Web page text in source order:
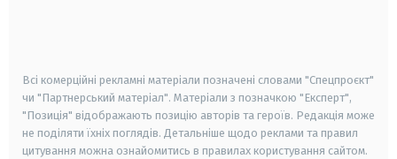
Всі комерційні рекламні матеріали позначені словами "Спецпроєкт"
чи "Партнерський матеріал". Матеріали з позначкою "Експерт",
"Позиція" відображають позицію авторів та героїв. Редакція може
не поділяти їхніх поглядів. Детальніше щодо реклами та правил
цитування можна ознайомитись в правилах користування сайтом.